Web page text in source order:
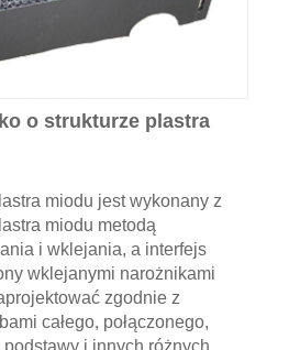
o strukturze plastra
miodu jest wykonany z
miodu metodą
i wklejania, a interfejs
wklejanymi narożnikami
zgodnie z
całego, połączonego,
i innych różnych